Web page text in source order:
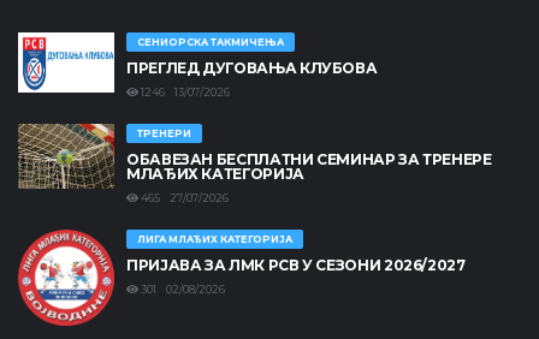
СЕНИОРСКА ТАКМИЧЕЊА
ПРЕГЛЕД ДУГОВАЊА КЛУБОВА
1246 13/07/2026
ТРЕНЕРИ
ОБАВЕЗАН БЕСПЛАТНИ СЕМИНАР ЗА ТРЕНЕРЕ
МЛАЂИХ КАТЕГОРИЈА
465 27/07/2026
ЛИГА МЛАЂИХ КАТЕГОРИЈА
ПРИЈАВА ЗА ЛМК РСВ У СЕЗОНИ 2026/2027
301 02/08/2026